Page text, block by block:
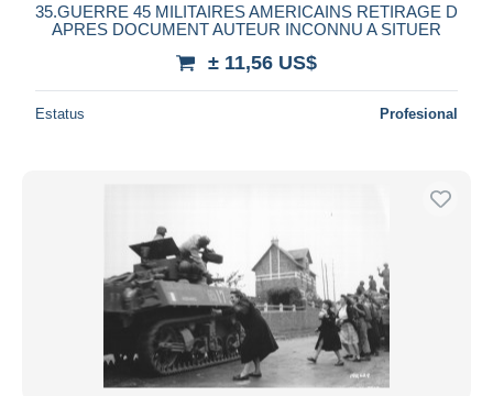
35.GUERRE 45 MILITAIRES AMERICAINS RETIRAGE D
APRES DOCUMENT AUTEUR INCONNU A SITUER
± 11,56 US$
Estatus Profesional